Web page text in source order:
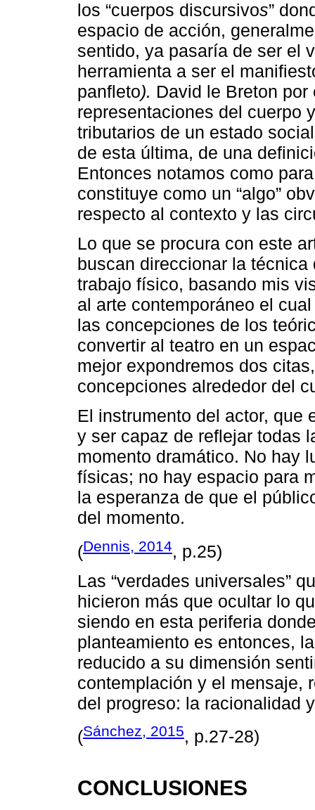
los “cuerpos discursivos”
espacio de acción,
sentido, ya pasaría de ser el
herramienta a ser el
panfleto). David le Breton por
representaciones del cuerpo
tributarios de un estado
de esta última, de una
Entonces notamos como
constituye como un “algo”
respecto al contexto y las
Lo que se procura con este
buscan direccionar la
trabajo físico, basando mis
al arte contemporáneo el
las concepciones de los
convertir al teatro en un
mejor expondremos dos
concepciones alrededor del
El instrumento del actor, que
y ser capaz de reflejar todas
momento dramático. No hay
físicas; no hay espacio para
la esperanza de que el
del momento.
(Dennis, 2014, p.25)
Las “verdades universales”
hicieron más que ocultar lo
siendo en esta periferia
planteamiento es entonces,
reducido a su dimensión
contemplación y el mensaje,
del progreso: la racionalidad
(Sánchez, 2015, p.27-28)
CONCLUSIONES